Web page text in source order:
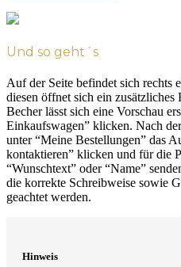
Und so geht´s
Auf der Seite befindet sich rechts
diesen öffnet sich ein
Becher lässt sich eine Vorschau
Einkaufswagen” klicken. Nach
unter “Meine Bestellungen” das
kontaktieren” klicken und für die
“Wunschtext” oder “Name”
die korrekte Schreibweise sowie
geachtet werden.
Hinweis